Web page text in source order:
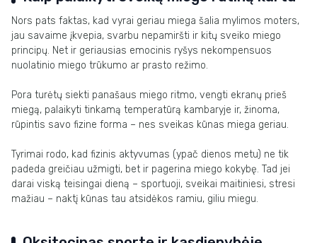
Nors pats faktas, kad vyrai geriau miega šalia mylimos moters,
jau savaime įkvepia, svarbu nepamiršti ir kitų sveiko miego
principų. Net ir geriausias emocinis ryšys nekompensuos
nuolatinio miego trūkumo ar prasto režimo.
Pora turėtų siekti panašaus miego ritmo, vengti ekranų prieš
miegą, palaikyti tinkamą temperatūrą kambaryje ir, žinoma,
rūpintis savo fizine forma – nes sveikas kūnas miega geriau.
Tyrimai rodo, kad fizinis aktyvumas (ypač dienos metu) ne tik
padeda greičiau užmigti, bet ir pagerina miego kokybę. Tad jei
darai viską teisingai dieną – sportuoji, sveikai maitiniesi, stresi
mažiau – naktį kūnas tau atsidėkos ramiu, giliu miegu.